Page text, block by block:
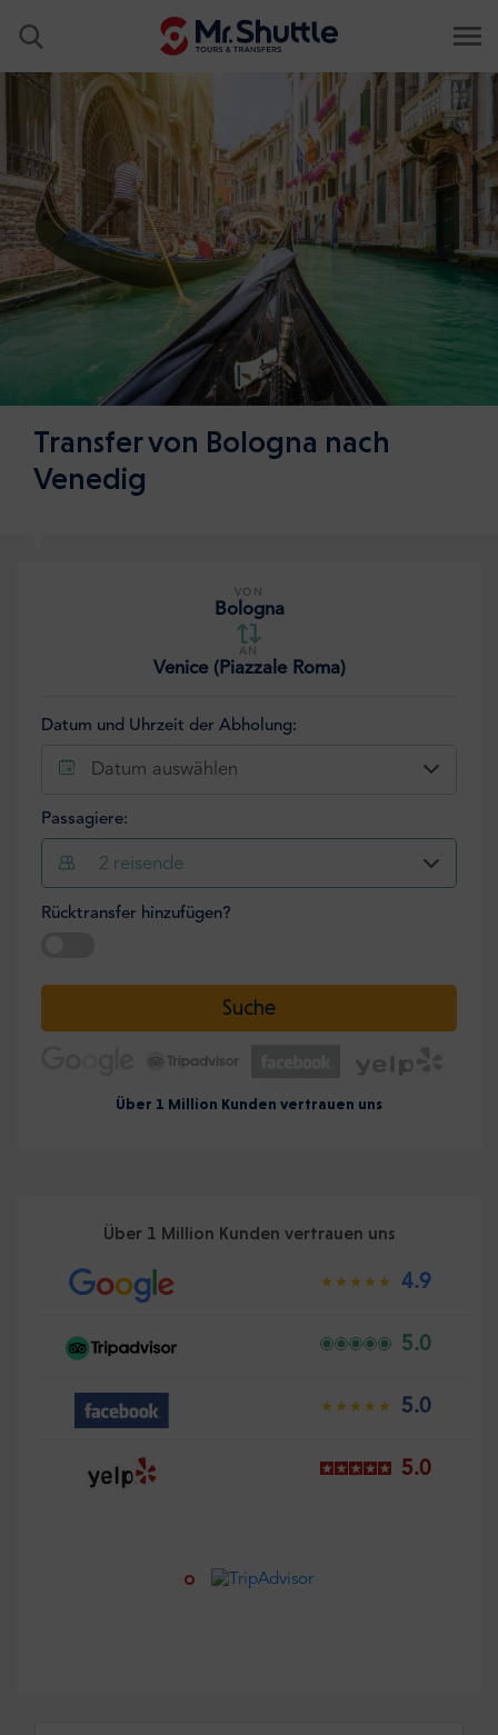
Transfer von Bologna nach
Venedig
VON
Bologna
AN
Venice (Piazzale Roma)
Datum und Uhrzeit der Abholung:
Datum auswählen
Passagiere:
2 reisende
Rücktransfer hinzufügen?
Suche
Über 1 Million Kunden vertrauen uns
Über 1 Million Kunden vertrauen uns
4.9
5.0
5.0
5.0